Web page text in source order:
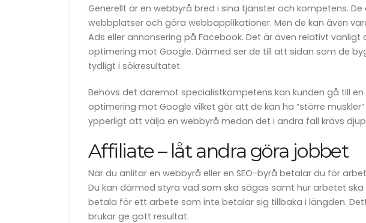
Generellt är en webbyrå bred i sina tjänster och kompetens.
webbplatser och göra webbapplikationer. Men de kan även
Ads eller annonsering på Facebook. Det är även relativt
optimering mot Google. Därmed ser de till att sidan som de
tydligt i sökresultatet.
Behövs det däremot specialistkompetens kan kunden gå till
optimering mot Google vilket gör att de kan ha ”större
ypperligt att välja en webbyrå medan det i andra fall krävs
Affiliate – låt andra göra jobbet
När du anlitar en webbyrå eller en SEO-byrå betalar du för
Du kan därmed styra vad som ska sägas samt hur arbetet
betala för ett arbete som inte betalar sig tillbaka i längden.
brukar ge gott resultat.